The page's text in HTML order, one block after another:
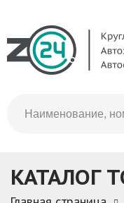
КАТАЛОГ